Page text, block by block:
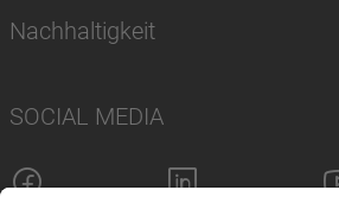
Nachhaltigkeit
SOCIAL MEDIA